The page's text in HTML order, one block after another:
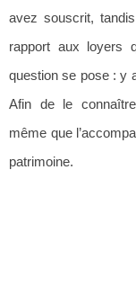
avez souscrit,
rapport aux loyers
question se pose : y
Afin de le
même que
patrimoine.